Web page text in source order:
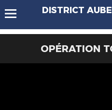
DISTRICT
OPÉRATION